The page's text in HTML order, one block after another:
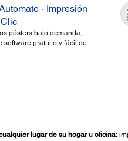
- Impresión
pósters bajo demanda,
software gratuito y fácil de
lugar de su hogar u oficina: